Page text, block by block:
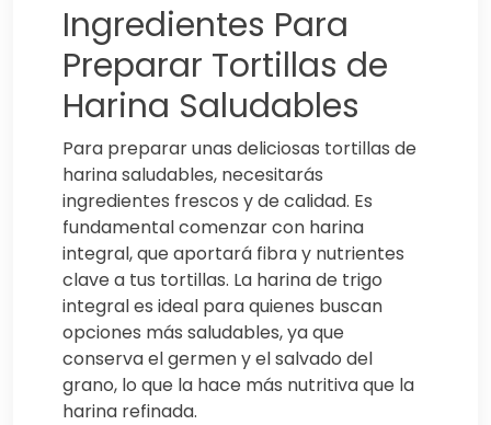
Ingredientes Para
Preparar Tortillas de
Harina Saludables
Para preparar unas deliciosas tortillas de
harina saludables, necesitarás
ingredientes frescos y de calidad. Es
fundamental comenzar con harina
integral, que aportará fibra y nutrientes
clave a tus tortillas. La harina de trigo
integral es ideal para quienes buscan
opciones más saludables, ya que
conserva el germen y el salvado del
grano, lo que la hace más nutritiva que la
harina refinada.